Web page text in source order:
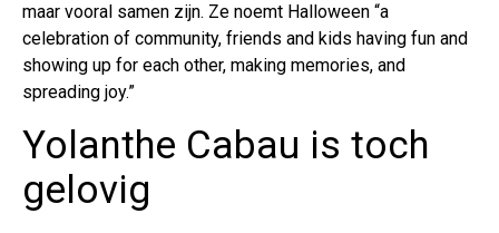
maar vooral samen zijn. Ze noemt Halloween “a
celebration of community, friends and kids having fun and
showing up for each other, making memories, and
spreading joy.”
Yolanthe Cabau is toch
gelovig